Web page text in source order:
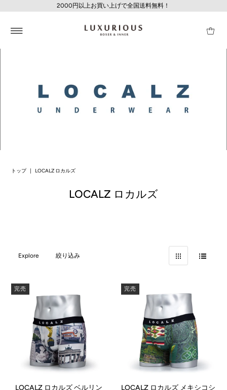
2000円以上お買い上げで全国送料無料！
トップ LOCALZ ロカルズ
LOCALZ ロカルズ
Explore 絞り込み
完売
LOCALZ ロカルズ ベルリン
完売
LOCALZ ロカルズ メキシコシ